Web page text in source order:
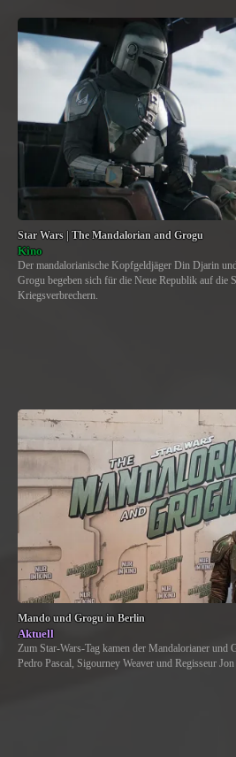
Star Wars | The Mandalorian and Grogu
Kino
Der mandalorianische Kopfgeldjäger Din Djarin
Grogu begeben sich für die Neue Republik auf die
Kriegsverbrechern.
Mando und Grogu in Berlin
Aktuell
Zum Star-Wars-Tag kamen der Mandalorianer und
Pedro Pascal, Sigourney Weaver und Regisseur